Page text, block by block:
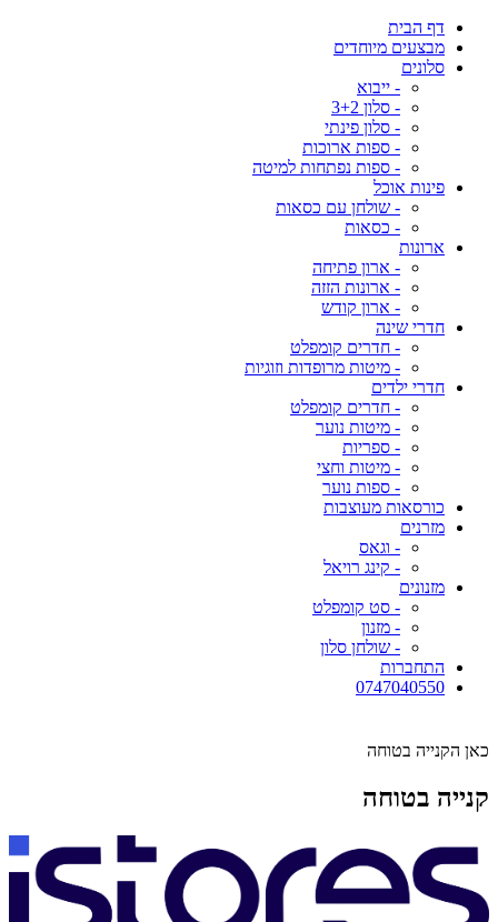
דף הבית
מבצעים מיוחדים
סלונים
- ייבוא
- סלון 3+2
- סלון פינתי
- ספות ארוכות
- ספות נפתחות למיטה
פינות אוכל
- שולחן עם כסאות
- כסאות
ארונות
- ארון פתיחה
- ארונות הזזה
- ארון קודש
חדרי שינה
- חדרים קומפלט
- מיטות מרופדות וזוגיות
חדרי ילדים
- חדרים קומפלט
- מיטות נוער
- ספריות
- מיטות וחצי
- ספות נוער
כורסאות מעוצבות
מזרנים
- וגאס
- קינג רויאל
מזנונים
- סט קומפלט
- מזנון
- שולחן סלון
התחברות
0747040550
כאן הקנייה בטוחה
קנייה בטוחה